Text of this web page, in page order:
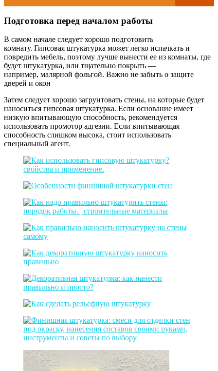
Подготовка перед началом работы
В самом начале следует хорошо подготовить
комнату. Гипсовая штукатурка может легко испачкать и
повредить мебель, поэтому лучше вынести ее из комнаты, где
будет штукатурка, или тщательно покрыть —
например, малярной фольгой. Важно не забыть о защите
дверей и окон
Затем следует хорошо загрунтовать стены, на которые будет
наноситься гипсовая штукатурка. Если основание имеет
низкую впитывающую способность, рекомендуется
использовать промотор адгезии. Если впитывающая
способность слишком высока, стоит использовать
специальный агент.